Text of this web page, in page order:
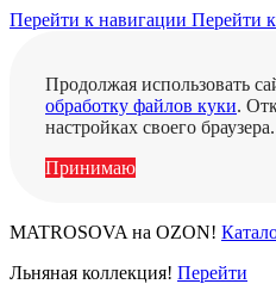
Перейти к навигации Перейти
Продолжая использовать
обработку файлов куки.
настройках своего браузера.
Принимаю
MATROSOVA на OZON!
Льняная коллекция! Перейти